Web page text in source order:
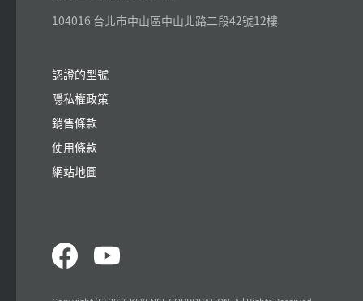
104016 台北市中山區中山北路二段42號12樓
認證的型號
隱私權政策
銷售條款
使用條款
網站地圖